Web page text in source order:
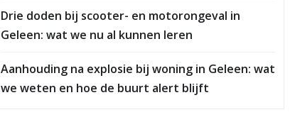
Drie doden bij scooter- en motorongeval in
Geleen: wat we nu al kunnen leren
Aanhouding na explosie bij woning in Geleen: wat
we weten en hoe de buurt alert blijft